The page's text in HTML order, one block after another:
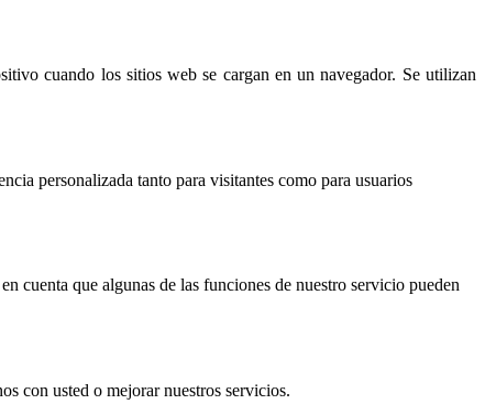
cuando los sitios web se cargan en un navegador. Se utilizan
personalizada tanto para visitantes como para usuarios
cuenta que algunas de las funciones de nuestro servicio pueden
con usted o mejorar nuestros servicios.